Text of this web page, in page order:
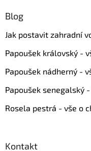
Blog
Jak postavit zahradní
Papoušek královský -
Papoušek nádherný -
Papoušek senegalský
Rosela pestrá - vše o
Kontakt